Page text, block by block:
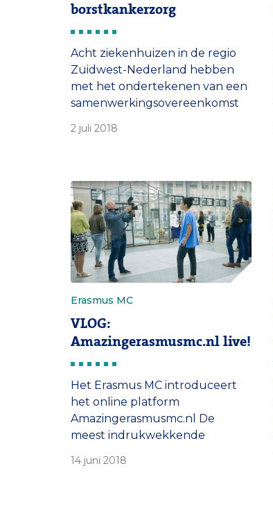
borstkankerzorg
Acht ziekenhuizen in de regio
Zuidwest-Nederland hebben
met het ondertekenen van een
samenwerkingsovereenkomst
verbeteren van de zorg voor
2 juli 2018
Erasmus MC
VLOG:
Amazingerasmusmc.nl live!
Het Erasmus MC introduceert
het online platform
Amazingerasmusmc.nl De
meest indrukwekkende
films over onderzoek,
14 juni 2018